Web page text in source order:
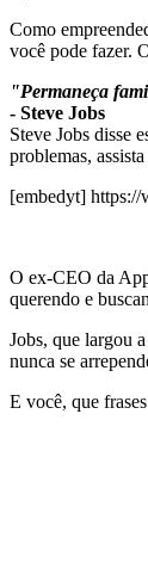
Como
você pode fazer.
"Permaneça
- Steve Jobs
Steve Jobs disse
problemas,
[embedyt]
O ex-CEO da
querendo e
Jobs, que largou
nunca se
E você, que